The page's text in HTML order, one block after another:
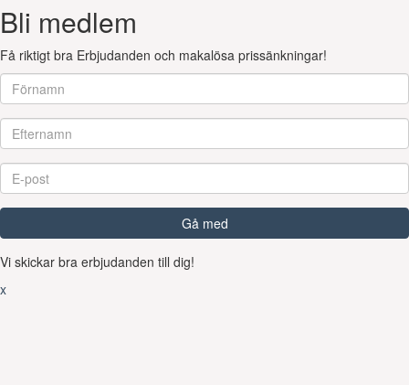
Bli medlem
Få riktigt bra Erbjudanden och makalösa prissänkningar!
Gå med
Vi skickar bra erbjudanden till dig!
x